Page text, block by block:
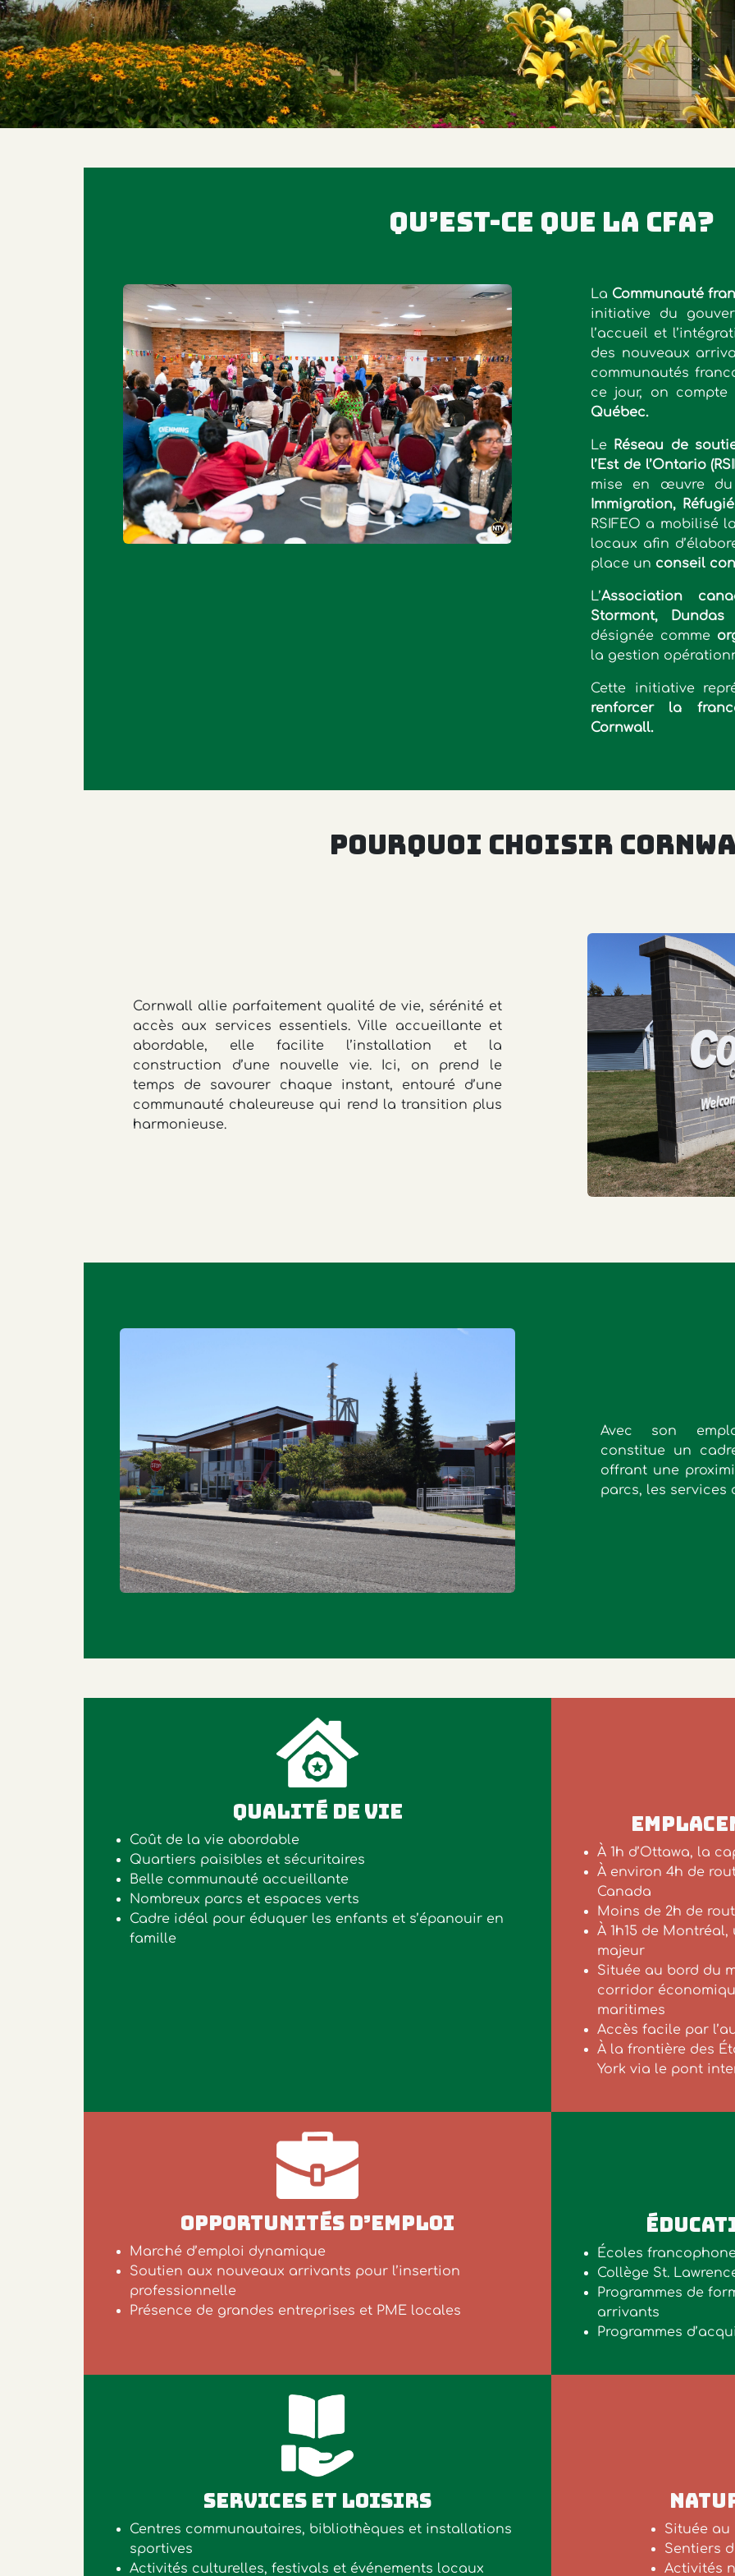
Qu’est-ce que la CFA?
La Communauté
initiative du
l’accueil et
des nouveaux
communautés
ce jour, on compte
Québec.
Le Réseau de
l’Est de l’Ontario
mise en œuvre du
Immigration,
RSIFEO a mobilisé
locaux afin
place un conseil
L’Association
Stormont, Dundas
désignée comme
la gestion
Cette initiative
renforcer la
Cornwall.
Pourquoi choisir
Cornwall allie parfaitement qualité de vie, sérénité et
accès aux services essentiels. Ville accueillante et
abordable, elle facilite l’installation et la
construction d’une nouvelle vie. Ici, on prend le
temps de savourer chaque instant, entouré d’une
communauté chaleureuse qui rend la transition plus
harmonieuse.
Avec son
constitue un
offrant une
parcs, les services
QUALITÉ DE VIE
Coût de la vie abordable
Quartiers paisibles et sécuritaires
Belle communauté accueillante
Nombreux parcs et espaces verts
Cadre idéal pour éduquer les enfants et s’épanouir en
famille
À 1h d’Ottawa, la
À environ 4h de
Canada
Moins de 2h de
À 1h15 de
majeur
Située au bord du
corridor
maritimes
Accès facile par
À la frontière des
York via le pont
OPPORTUNITÉS D’EMPLOI
Marché d’emploi dynamique
Soutien aux nouveaux arrivants pour l’insertion
professionnelle
Présence de grandes entreprises et PME locales
Écoles
Collège St.
Programmes de
arrivants
Programmes
SERVICES ET LOISIRS
Centres communautaires, bibliothèques et installations
sportives
Activités culturelles, festivals et événements locaux
Située au
Sentiers
Activités